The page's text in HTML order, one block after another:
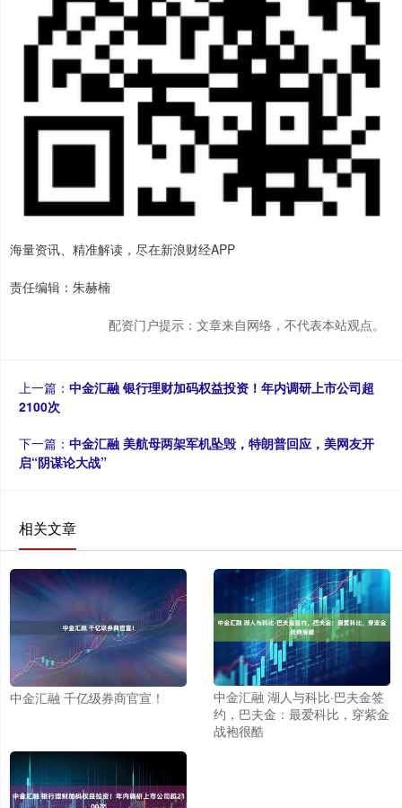
海量资讯、精准解读，尽在新浪财经APP
责任编辑：朱赫楠
配资门户提示：文章来自网络，不代表本站观点。
上一篇： 中金汇融 银行理财加码权益投资！年内调研上市公司超
2100次
下一篇： 中金汇融 美航母两架军机坠毁，特朗普回应，美网友开
启“阴谋论大战”
相关文章
中金汇融 千亿级券商官宣！
中金汇融 湖人与科比·巴夫金签
约，巴夫金：最爱科比，穿紫金
战袍很酷